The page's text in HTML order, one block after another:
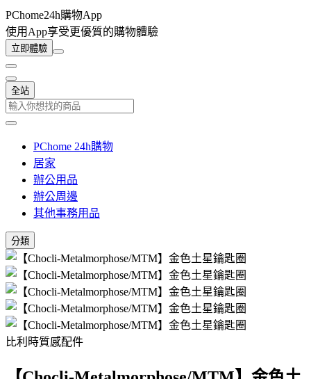
PChome24h購物App
使用App享受更優質的購物體驗
立即體驗
全站
PChome 24h購物
居家
辦公用品
辦公周邊
其他事務用品
分類
比利時質感配件